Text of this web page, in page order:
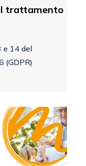
trattamento
e 14 del
(GDPR)